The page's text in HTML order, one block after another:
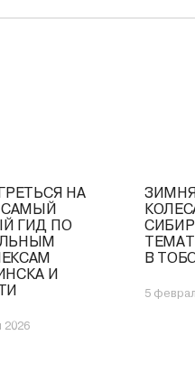
НА
САМЫЙ
ГИД ПО
И
2026
В
5